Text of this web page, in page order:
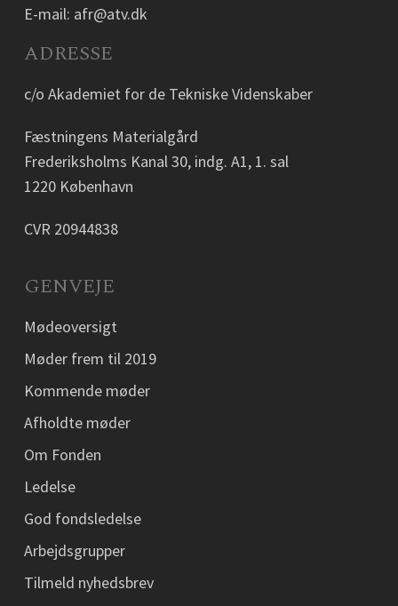
E-mail: afr@atv.dk
ADRESSE
c/o Akademiet for de Tekniske Videnskaber
Fæstningens Materialgård
Frederiksholms Kanal 30, indg. A1, 1. sal
1220 København
CVR 20944838
GENVEJE
Mødeoversigt
Møder frem til 2019
Kommende møder
Afholdte møder
Om Fonden
Ledelse
God fondsledelse
Arbejdsgrupper
Tilmeld nyhedsbrev